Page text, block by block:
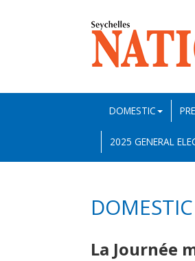
DOMESTIC
2025 GENERAL
DOMESTIC
La Journée